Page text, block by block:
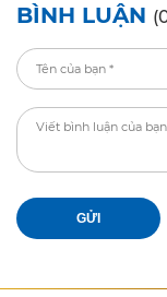
BÌNH LUẬN
GỬI